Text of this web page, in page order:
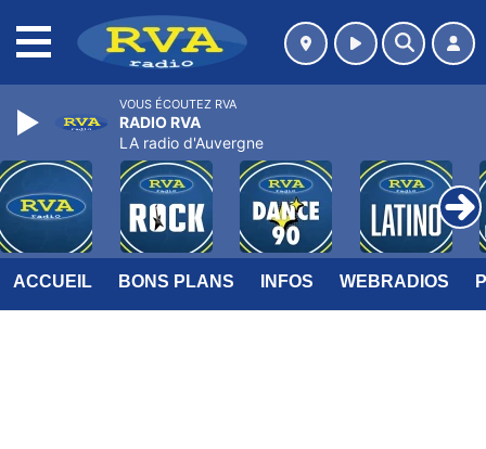
ACCUEIL BONS PLANS INFOS WEBRADIOS
VOUS ÉCOUTEZ RVA
RADIO RVA
LA radio d'Auvergne